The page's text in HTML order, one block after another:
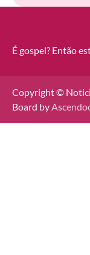
É gospel? Então
Copyright ©
Board by